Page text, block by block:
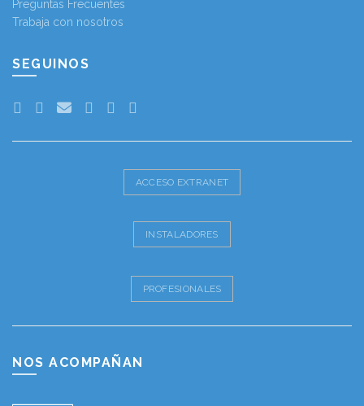
Preguntas Frecuentes
Trabaja con nosotros
SEGUINOS
ACCESO EXTRANET
INSTALADORES
PROFESIONALES
NOS ACOMPAÑAN